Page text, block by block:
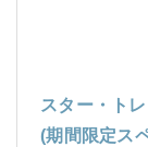
スター・ト
(期間限定ス